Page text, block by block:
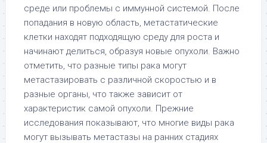
среде или проблемы с иммунной системой. После
попадания в новую область, метастатические
клетки находят подходящую среду для роста и
начинают делиться, образуя новые опухоли. Важно
отметить, что разные типы рака могут
метастазировать с различной скоростью и в
разные органы, что также зависит от
характеристик самой опухоли. Прежние
исследования показывают, что многие виды рака
могут вызывать метастазы на ранних стадиях